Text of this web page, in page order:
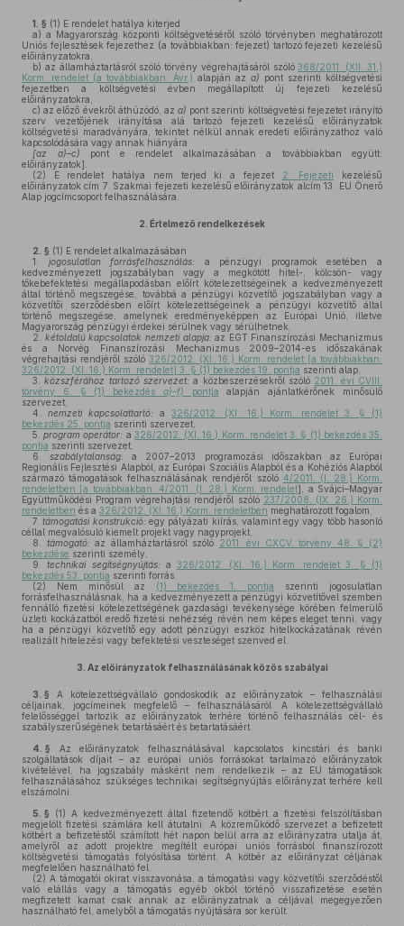
1. § (1) E rendelet hatálya kiterjed
a) a Magyarország központi költségvetéséről szóló törvényben meghatározott
Uniós fejlesztések fejezethez (a továbbiakban: fejezet) tartozó fejezeti kezelésű
előirányzatokra,
b) az államháztartásról szóló törvény végrehajtásáról szóló368/2011. (XII. 31.)
Korm. rendelet (a továbbiakban: Ávr.) alapján az a) pont szerinti költségvetési
fejezetben a költségvetési évben megállapított új fejezeti kezelésű
előirányzatokra,
c) az előző évekről áthúzódó, aza) pont szerinti költségvetési fejezetet irányító
szerv vezetőjének irányítása alá tartozó fejezeti kezelésű előirányzatok
költségvetési maradványára, tekintet nélkül annak eredeti előirányzathoz való
kapcsolódására vagy annak hiányára
[az a)–c) pont e rendelet alkalmazásában a továbbiakban együtt:
előirányzatok].
(2) E rendelet hatálya nem terjed ki a fejezet 2. Fejezeti
kezelésű
előirányzatok cím 7. Szakmai fejezeti kezelésű előirányzatok alcím 13. EU Önerő
Alap jogcímcsoport felhasználására.
2. Értelmező rendelkezések
2. § (1) E rendelet alkalmazásában
1.
jogosulatlan forrásfelhasználás: a pénzügyi programok esetében a
kedvezményezett jogszabályban vagy a megkötött hitel-, kölcsön- vagy
tőkebefektetési megállapodásban előírt kötelezettségeinek a kedvezményezett
által történő megszegése, továbbá a pénzügyi közvetítő jogszabályban vagy a
közvetítői szerződésben előírt kötelezettségeinek a pénzügyi közvetítő által
történő megszegése, amelynek eredményeképpen az Európai Unió, illetve
Magyarország pénzügyi érdekei sérülnek vagy sérülhetnek,
2.
kétoldalú kapcsolatok nemzeti alapja: az EGT Finanszírozási Mechanizmus
és a Norvég Finanszírozási Mechanizmus 2009–2014-es időszakának
végrehajtási rendjéről szóló 326/2012. (XI. 16.) Korm. rendelet [a továbbiakban:
326/2012. (XI. 16.) Korm. rendelet] 3. § (1) bekezdés 19. pontja szerinti alap,
3.
közszférához tartozó szervezet: a közbeszerzésekről szóló 2011. évi CVIII.
törvény 6. § (1) bekezdés a)–f) pontja alapján ajánlatkérőnek minősülő
szervezet,
4.
nemzeti kapcsolattartó: a326/2012. (XI. 16.) Korm. rendelet 3. § (1)
bekezdés 25. pontja szerinti szervezet,
5.
program operátor: a 326/2012. (XI. 16.) Korm. rendelet 3. § (1) bekezdés 35.
pontja szerinti szervezet,
6.
szabálytalanság: a 2007–2013 programozási időszakban az Európai
Regionális Fejlesztési Alapból, az Európai Szociális Alapból és a Kohéziós Alapból
származó támogatások felhasználásának rendjéről szóló 4/2011. (I. 28.) Korm.
rendeletben [a továbbiakban: 4/2011. (I. 28.) Korm. rendelet], a Svájci–Magyar
Együttműködési Program végrehajtási rendjéről szóló 237/2008. (IX. 26.) Korm.
rendeletben és a 326/2012. (XI. 16.) Korm. rendeletben meghatározott fogalom,
7. támogatási konstrukció: egy pályázati kiírás, valamint egy vagy több hasonló
céllal megvalósuló kiemelt projekt vagy nagyprojekt,
8.
támogató: az államháztartásról szóló 2011. évi CXCV. törvény 48. § (2)
bekezdése szerinti személy,
9.
technikai segítségnyújtás: a326/2012. (XI. 16.) Korm. rendelet 3. § (1)
bekezdés 53. pontja szerinti forrás.
(2) Nem minősül az (1) bekezdés 1. pontja
szerinti jogosulatlan
forrásfelhasználásnak, ha a kedvezményezett a pénzügyi közvetítővel szemben
fennálló fizetési kötelezettségének gazdasági tevékenysége körében felmerülő
üzleti kockázatból eredő fizetési nehézség révén nem képes eleget tenni, vagy
ha a pénzügyi közvetítő egy adott pénzügyi eszköz hitelkockázatának révén
realizált hitelezési vagy befektetési veszteséget szenved el.
3. Az előirányzatok felhasználásának közös szabályai
3. § A kötelezettségvállaló gondoskodik az előirányzatok – felhasználási
céljainak, jogcímeinek megfelelő – felhasználásáról. A kötelezettségvállaló
felelősséggel tartozik az előirányzatok terhére történő felhasználás cél- és
szabályszerűségének betartásáért és betartatásáért.
4. § Az előirányzatok felhasználásával kapcsolatos kincstári és banki
szolgáltatások díjait – az európai uniós forrásokat tartalmazó előirányzatok
kivételével, ha jogszabály másként nem rendelkezik – az EU támogatások
felhasználásához szükséges technikai segítségnyújtás előirányzat terhére kell
elszámolni.
5. § (1) A kedvezményezett által fizetendő kötbért a fizetési felszólításban
megjelölt fizetési számlára kell átutalni. A közreműködő szervezet a befizetett
kötbért a befizetéstől számított hét napon belül arra az előirányzatra utalja át,
amelyről az adott projektre megítélt európai uniós forrásból finanszírozott
költségvetési támogatás folyósítása történt. A kötbér az előirányzat céljának
megfelelően használható fel.
(2) A támogatói okirat visszavonása, a támogatási vagy közvetítői szerződéstől
való elállás vagy a támogatás egyéb okból történő visszafizetése esetén
megfizetett kamat csak annak az előirányzatnak a céljával megegyezően
használható fel, amelyből a támogatás nyújtására sor került.